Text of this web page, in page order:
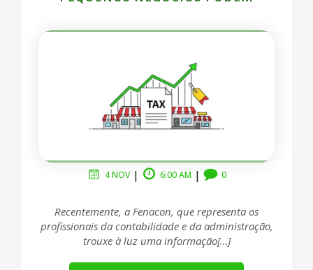
4 NOV | 6:00 AM | 0
Recentemente, a Fenacon, que representa os
profissionais da contabilidade e da administração,
trouxe à luz uma informação[…]